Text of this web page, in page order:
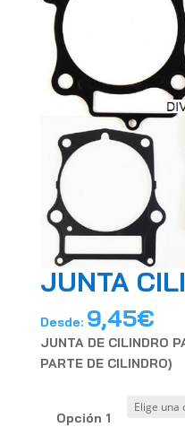
JUNTA
Desde: 9,45€
JUNTA DE CILINDRO
PARTE DE CILINDRO)
Opción 1